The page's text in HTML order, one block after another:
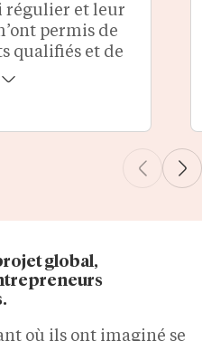
régulier et leur
permis de
qualifiés et de
de mon
global,
où ils ont imaginé se